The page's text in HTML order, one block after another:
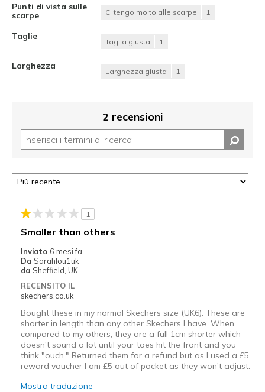
Punti di vista sulle
scarpe
Ci tengo molto alle scarpe 1
Taglie
Taglia giusta 1
Larghezza
Larghezza giusta 1
2 recensioni
1
Smaller than others
Inviato 6 mesi fa
Da Sarahlou1uk
da Sheffield, UK
RECENSITO IL
skechers.co.uk
Bought these in my normal Skechers size (UK6). These are
shorter in length than any other Skechers I have. When
compared to my others, they are a full 1cm shorter which
doesn't sound a lot until your toes hit the front and you
think "ouch." Returned them for a refund but as I used a £5
reward voucher I am £5 out of pocket as they won't adjust.
Mostra traduzione